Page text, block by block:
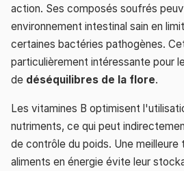
action. Ses composés soufrés
environnement intestinal sain en
certaines bactéries pathogènes.
particulièrement intéressante pour
de déséquilibres de la flore.
Les vitamines B optimisent
nutriments, ce qui peut
de contrôle du poids. Une meilleure
aliments en énergie évite leur